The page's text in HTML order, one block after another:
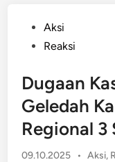
PostedAksi
Reaksi
Dugaan
Geledah
Regional 3
09.10.2025 • Aksi,